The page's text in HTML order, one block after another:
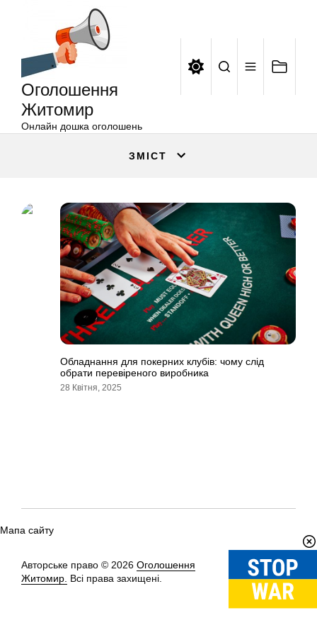
Оголошення
Житомир
Онлайн дошка оголошень
ЗМІСТ
Обладнання для покерних клубів: чому слід
обрати перевіреного виробника
28 Квітня, 2025
Мапа сайту
Авторське право © 2026 Оголошення
Житомир. Всі права захищені.
Вгору↑